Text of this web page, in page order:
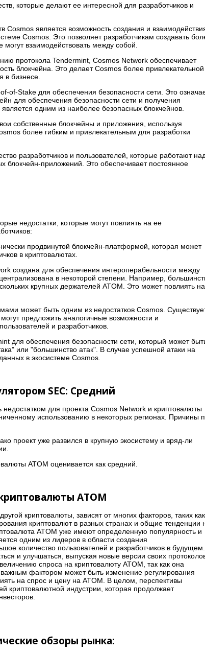
которые делают ее интересной для разработчиков и
является возможность создания и
Cosmos. Это позволяет разработчикам создавать
взаимодействовать между собой.
протокола Tendermint, Cosmos Network обеспечивает
блокчейна. Это делает Cosmos более привлекательной
в бизнесе.
of-Stake для обеспечения безопасности сети. Это
для обеспечения безопасности сети и получения
одним из наиболее безопасных блокчейнов.
собственные блокчейны и приложения, используя
более гибким и привлекательным для разработки
разработчиков и пользователей, которые работают над
блокчейн-приложений. Это обеспечивает постоянное
недостатки, которые могут повлиять на ее
продвинутой блокчейн-платформой, которая может
в криптовалютах.
создана для обеспечения интероперабельности между
в некоторой степени. Например,
крупных держателей ATOM. Это может повлиять на
может быть одним из недостатков Cosmos.
предложить аналогичные возможности и
и разработчиков.
для обеспечения безопасности сети, который может
или "большинство атак". В случае успешной атаки на
в экосистеме Cosmos.
SEC: Средний
для проекта Cosmos Network и криптовалюты
использованию в некоторых регионах. Причины
проект уже развился в крупную экосистему и вряд-ли
ATOM оценивается как средний.
ATOM
криптовалюты, зависят от многих факторов, таких как
криптовалют в разных странах и общие тенденции
ATOM уже имеют определенную популярность и
одним из лидеров в области создания
количество пользователей и разработчиков в будущем.
и улучшаться, выпуская новые версии своих
спроса на криптовалюту ATOM, так как она
фактором может быть изменение регулирования
на спрос и цену на ATOM. В целом, перспективы
криптовалютной индустрии, которая продолжает
обзоры рынка: